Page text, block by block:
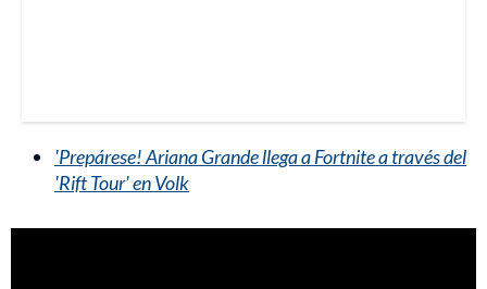
'Prepárese! Ariana Grande llega a Fortnite a través del
'Rift Tour' en Volk